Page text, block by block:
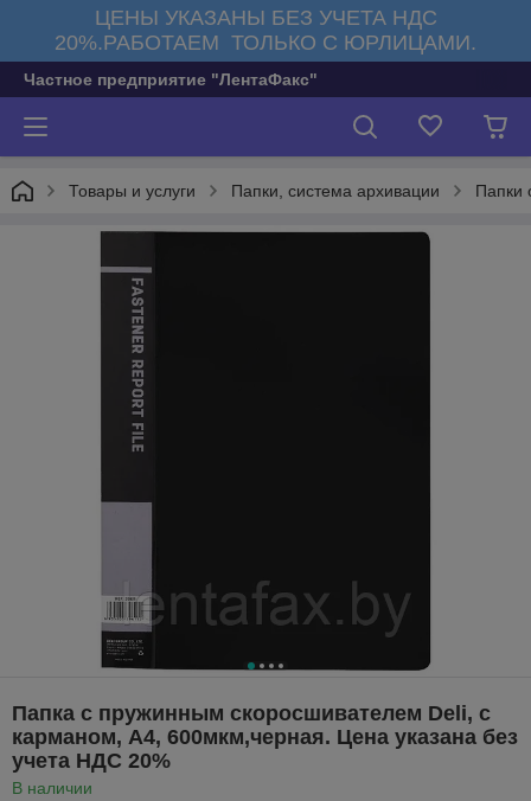
ЦЕНЫ УКАЗАНЫ БЕЗ УЧЕТА НДС
20%.РАБОТАЕМ ТОЛЬКО С ЮРЛИЦАМИ.
Частное предприятие "ЛентаФакс"
Товары и услуги Папки, система архивации Папки
Папка с пружинным скоросшивателем Deli, c
карманом, А4, 600мкм,черная. Цена указана без
учета НДС 20%
В наличии